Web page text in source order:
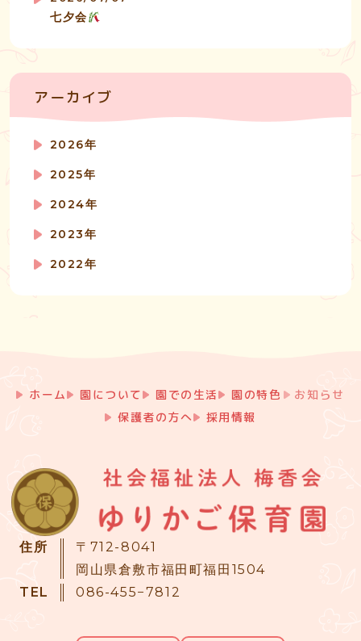
七夕会
アーカイブ
2026年
2025年
2024年
2023年
2022年
ホーム 園について 園での生活 園の特色
お知らせ
保護者の方へ
採用情報
住所
〒712-8041
岡山県倉敷市福田町福田1504
TEL
086-455−7812